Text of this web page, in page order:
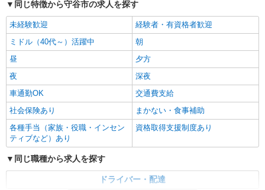
同じ特徴から守谷市の求人を探す
未経験歓迎
経験者・有資格者歓迎
ミドル（40代～）活躍中
朝
昼
夕方
夜
深夜
車通勤OK
交通費支給
社会保険あり
まかない・食事補助
各種手当（家族・役職・インセン
ティブなど）あり
資格取得支援制度あり
同じ職種から求人を探す
ドライバー・配達